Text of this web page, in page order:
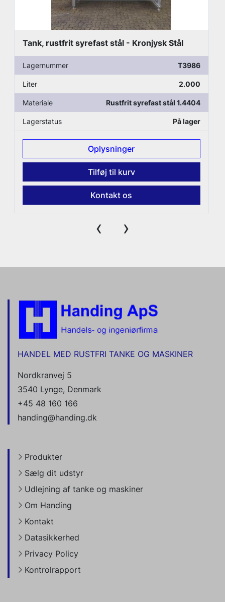
Tank, rustfrit syrefast stål - Kronjysk Stål
Lagernummer T3986
Liter 2.000
Materiale Rustfrit syrefast stål 1.4404
Lagerstatus På lager
Oplysninger
Tilføj til kurv
Kontakt os
‹ ›
HANDEL MED RUSTFRI TANKE OG MASKINER
Nordkranvej 5
3540 Lynge, Denmark
+45 48 160 166
handing@handing.dk
Produkter
Sælg dit udstyr
Udlejning af tanke og maskiner
Om Handing
Kontakt
Datasikkerhed
Privacy Policy
Kontrolrapport